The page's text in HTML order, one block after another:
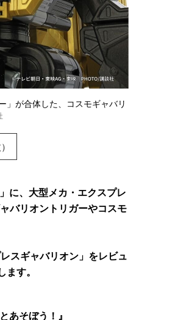
」が合体した、コスモギャバリ
に、大型メカ・エクスプレ
バリオントリガーやコスモ
スギャバリオン」をレビュ
す。
あそぼう！』